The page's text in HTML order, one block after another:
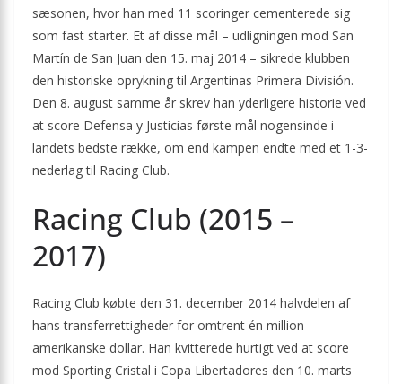
sæsonen, hvor han med 11 scoringer cementerede sig
som fast starter. Et af disse mål – udligningen mod San
Martín de San Juan den 15. maj 2014 – sikrede klubben
den historiske oprykning til Argentinas Primera División.
Den 8. august samme år skrev han yderligere historie ved
at score Defensa y Justicias første mål nogensinde i
landets bedste række, om end kampen endte med et 1-3-
nederlag til Racing Club.
Racing Club (2015 –
2017)
Racing Club købte den 31. december 2014 halvdelen af
hans transferrettigheder for omtrent én million
amerikanske dollar. Han kvitterede hurtigt ved at score
mod Sporting Cristal i Copa Libertadores den 10. marts